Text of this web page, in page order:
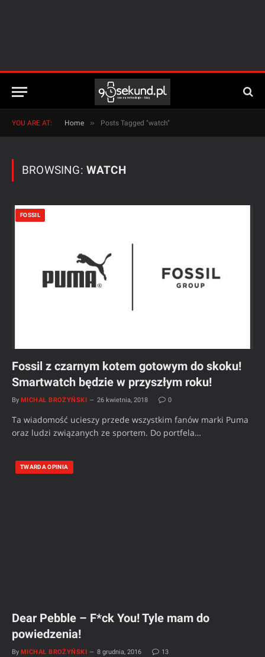
YOU ARE AT: Home » Posts Tagged "watch"
BROWSING: WATCH
FOSSIL
Fossil z czarnym kotem gotowym do skoku!
Smartwatch będzie w przyszłym roku!
By MICHAŁ BROŻYŃSKI 26 kwietnia, 2018 0
Ta wiadomość ucieszy przede wszystkim fanów marki Puma
oraz ludzi związanych ze sportem. Do portfela…
TWARDA OPINIA
Dear Pebble – F*ck You! Tyle mam do
powiedzenia!
By MICHAŁ BROŻYŃSKI 8 grudnia, 2016 13